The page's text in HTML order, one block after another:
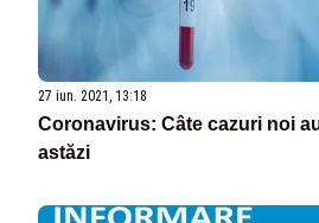
27 iun. 2021, 13:18
Coronavirus: Câte cazuri noi
astăzi